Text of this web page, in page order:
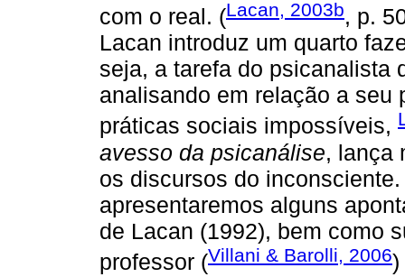
com o real. (Lacan, 2003b, p.
Lacan introduz um quarto
seja, a tarefa do psicanalista
analisando em relação a seu
práticas sociais impossíveis,
avesso da psicanálise, lança
os discursos do
apresentaremos alguns
de Lacan (1992), bem como
professor (Villani & Barolli, 2006)